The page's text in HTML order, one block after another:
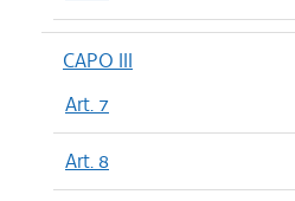
CAPO III
Art. 7
Art. 8